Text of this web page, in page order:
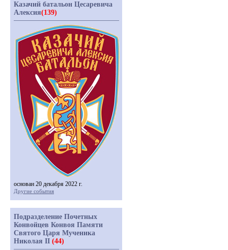
Казачий батальон Цесаревича
Алексия(139)
основан 20 декабря 2022 г.
Другие события
Подразделение Почетных
Конвойцев Конвоя Памяти
Святого Царя Мученика
Николая II (44)